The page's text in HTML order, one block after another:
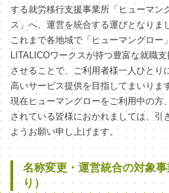
する就労移行支援事業所「ヒューマン
ス」へ、運営を統合する運びとなりま
これまで各地域で「ヒューマングロー
LITALICOワークスが持つ豊富な就職
させることで、ご利用者様一人ひとり
高いサービス提供を目指してまいりま
現在ヒューマングローをご利用中の方
されている皆様におかれましては、引
ようお願い申し上げます。
名称変更・運営統合の対象
り）